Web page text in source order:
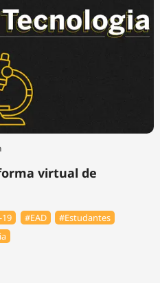
virtual de
#EAD
#Estudantes